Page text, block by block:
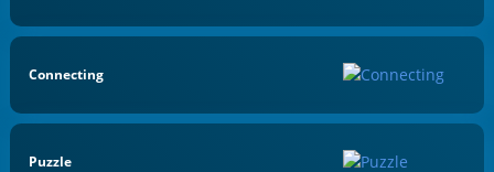
Connecting
Puzzle